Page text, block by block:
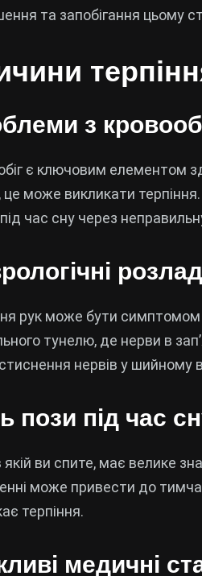
та запобігання цьому
з
є ключовим елементом
може викликати
час сну через
рук може бути симптомом
тунелю, де нерви в
нервів у шийному
пози під час
якій ви спите, має велике
може привести до
терпіння.
медичні